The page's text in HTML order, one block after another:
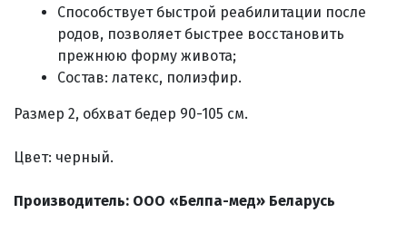
Способствует быстрой реабилитации после
родов, позволяет быстрее восстановить
прежнюю форму живота;
Состав: латекс, полиэфир.
Размер 2, обхват бедер 90-105 см.
Цвет: черный.
Производитель: ООО «Белпа-мед» Беларусь